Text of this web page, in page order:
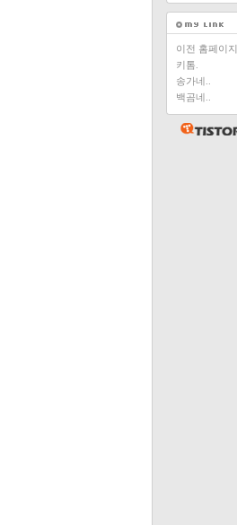
이전 홈페이지.
키톰.
송가네..
백곰네..